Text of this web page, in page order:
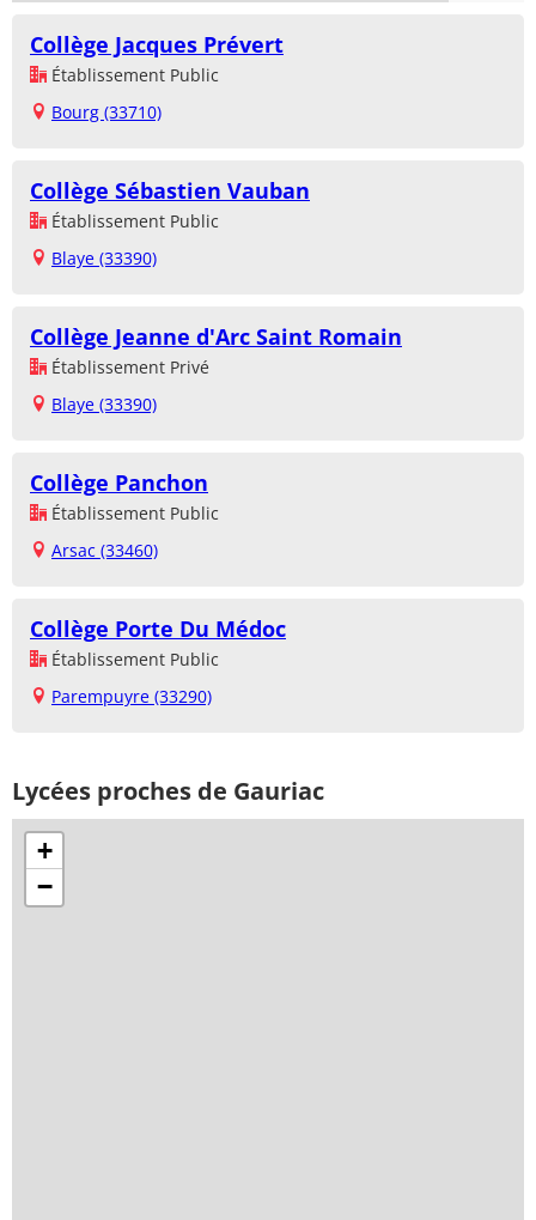
Collège Jacques Prévert
Établissement Public
Bourg (33710)
Collège Sébastien Vauban
Établissement Public
Blaye (33390)
Collège Jeanne d'Arc Saint Romain
Établissement Privé
Blaye (33390)
Collège Panchon
Établissement Public
Arsac (33460)
Collège Porte Du Médoc
Établissement Public
Parempuyre (33290)
Lycées proches de Gauriac
+
−